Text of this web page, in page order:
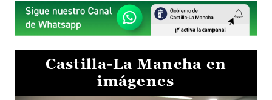
Castilla-La Mancha en
imágenes